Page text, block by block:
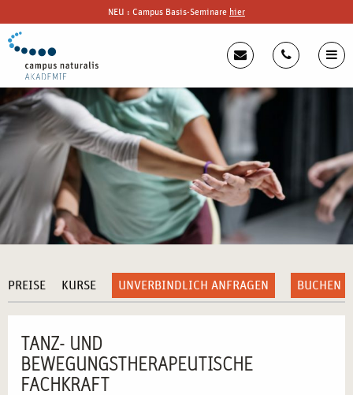
NEU : Campus Basis-Seminare hier
PREISE KURSE UNVERBINDLICH ANFRAGEN BUCHEN
TANZ- UND
BEWEGUNGSTHERAPEUTISCHE
FACHKRAFT